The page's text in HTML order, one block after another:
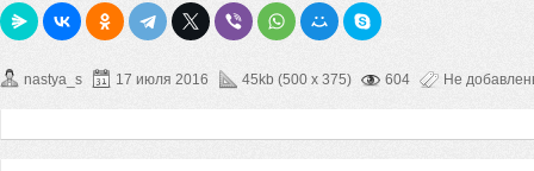
nastya_s 17 июля 2016 45kb (500 x 375) 604 Не